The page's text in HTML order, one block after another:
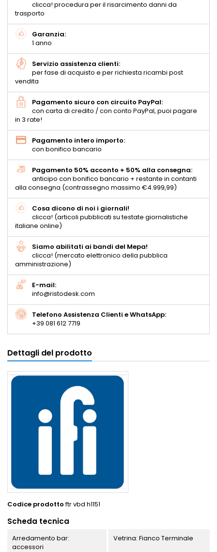
clicca! procedura per il risarcimento danni da
trasporto
Garanzia:
1 anno
Servizio assistenza clienti:
per fase di acquisto e per richiesta ricambi post
vendita
Pagamento sicuro con circuito PayPal:
con carta di credito / con conto PayPal, puoi pagare
in 3 rate!
Pagamento intero importo:
con bonifico bancario
Pagamento 50% acconto + 50% alla consegna:
anticipo con bonifico bancario + restante in contanti
alla consegna (contrassegno massimo €4.999,99)
Cosa dicono di noi i giornali!
clicca! (articoli pubblicati su testate giornalistiche
italiane online)
Siamo abilitati ai bandi del Mepa!
clicca! (mercato elettronico della pubblica
amministrazione)
E-mail:
info@ristodesk.com
Telefono Assistenza Clienti e WhatsApp:
+39 081 612 7719
Dettagli del prodotto
Codice prodotto ftr vbd h1151
Scheda tecnica
Arredamento bar:
accessori
Vetrina: Fianco Terminale